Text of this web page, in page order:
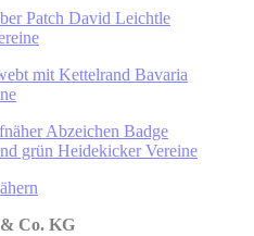
Co. KG